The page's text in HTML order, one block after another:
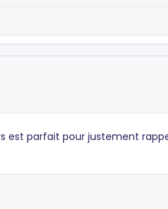
est parfait pour justement